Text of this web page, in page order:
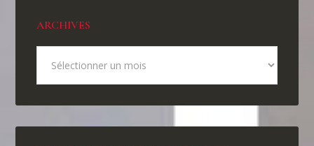
ARCHIVES